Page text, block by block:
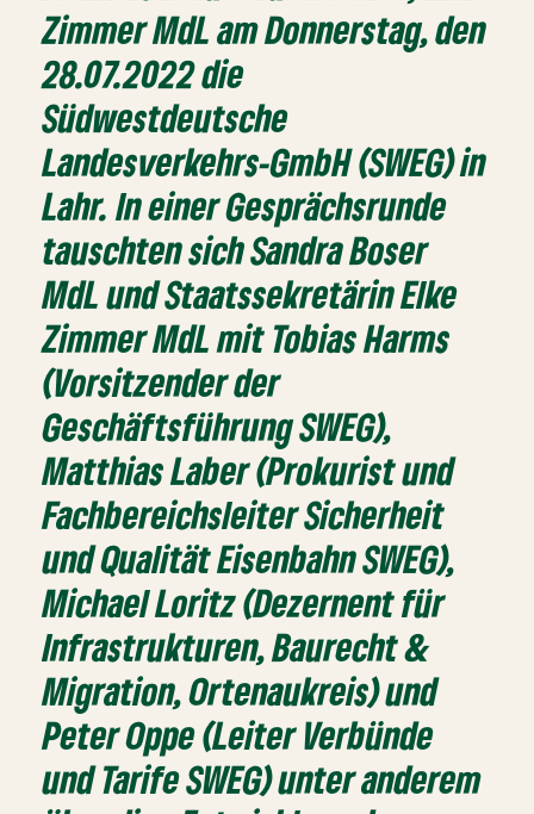
Zimmer MdL am Donnerstag, den
28.07.2022 die
Südwestdeutsche
Landesverkehrs-GmbH (SWEG) in
Lahr. In einer Gesprächsrunde
tauschten sich Sandra Boser
MdL und Staatssekretärin Elke
Zimmer MdL mit Tobias Harms
(Vorsitzender der
Geschäftsführung SWEG),
Matthias Laber (Prokurist und
Fachbereichsleiter Sicherheit
und Qualität Eisenbahn SWEG),
Michael Loritz (Dezernent für
Infrastrukturen, Baurecht &
Migration, Ortenaukreis) und
Peter Oppe (Leiter Verbünde
und Tarife SWEG) unter anderem